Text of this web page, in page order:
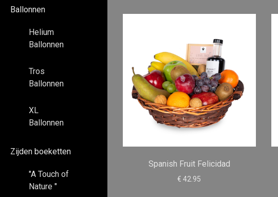
Ballonnen
Helium
Ballonnen
Tros
Ballonnen
XL
Ballonnen
Zijden boeketten
"A Touch of
Nature "
Spanish Fruit Felicidad
€ 42.95